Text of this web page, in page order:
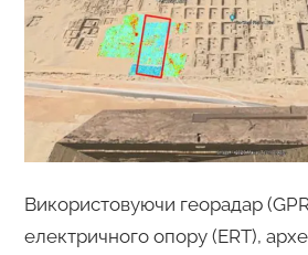
Використовуючи георадар
електричного опору (ERT),